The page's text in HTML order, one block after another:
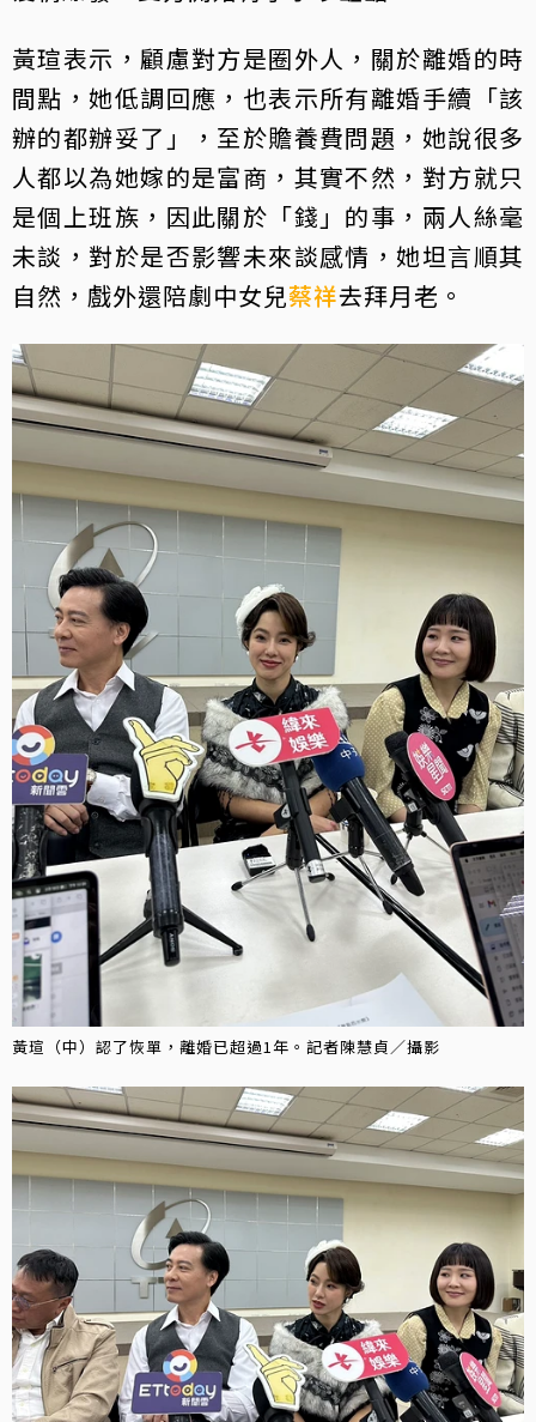
黃瑄表示，顧慮對方是圈外人，關於離婚的時
間點，她低調回應，也表示所有離婚手續「該
辦的都辦妥了」，至於贍養費問題，她說很多
人都以為她嫁的是富商，其實不然，對方就只
是個上班族，因此關於「錢」的事，兩人絲毫
未談，對於是否影響未來談感情，她坦言順其
自然，戲外還陪劇中女兒蔡祥去拜月老。
黃瑄（中）認了恢單，離婚已超過1年。記者陳慧貞／攝影